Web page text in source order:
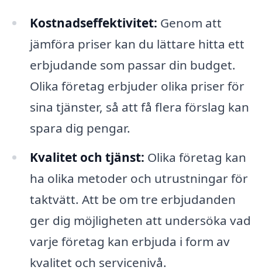
Kostnadseffektivitet: Genom att
jämföra priser kan du lättare hitta ett
erbjudande som passar din budget.
Olika företag erbjuder olika priser för
sina tjänster, så att få flera förslag kan
spara dig pengar.
Kvalitet och tjänst: Olika företag kan
ha olika metoder och utrustningar för
taktvätt. Att be om tre erbjudanden
ger dig möjligheten att undersöka vad
varje företag kan erbjuda i form av
kvalitet och servicenivå.